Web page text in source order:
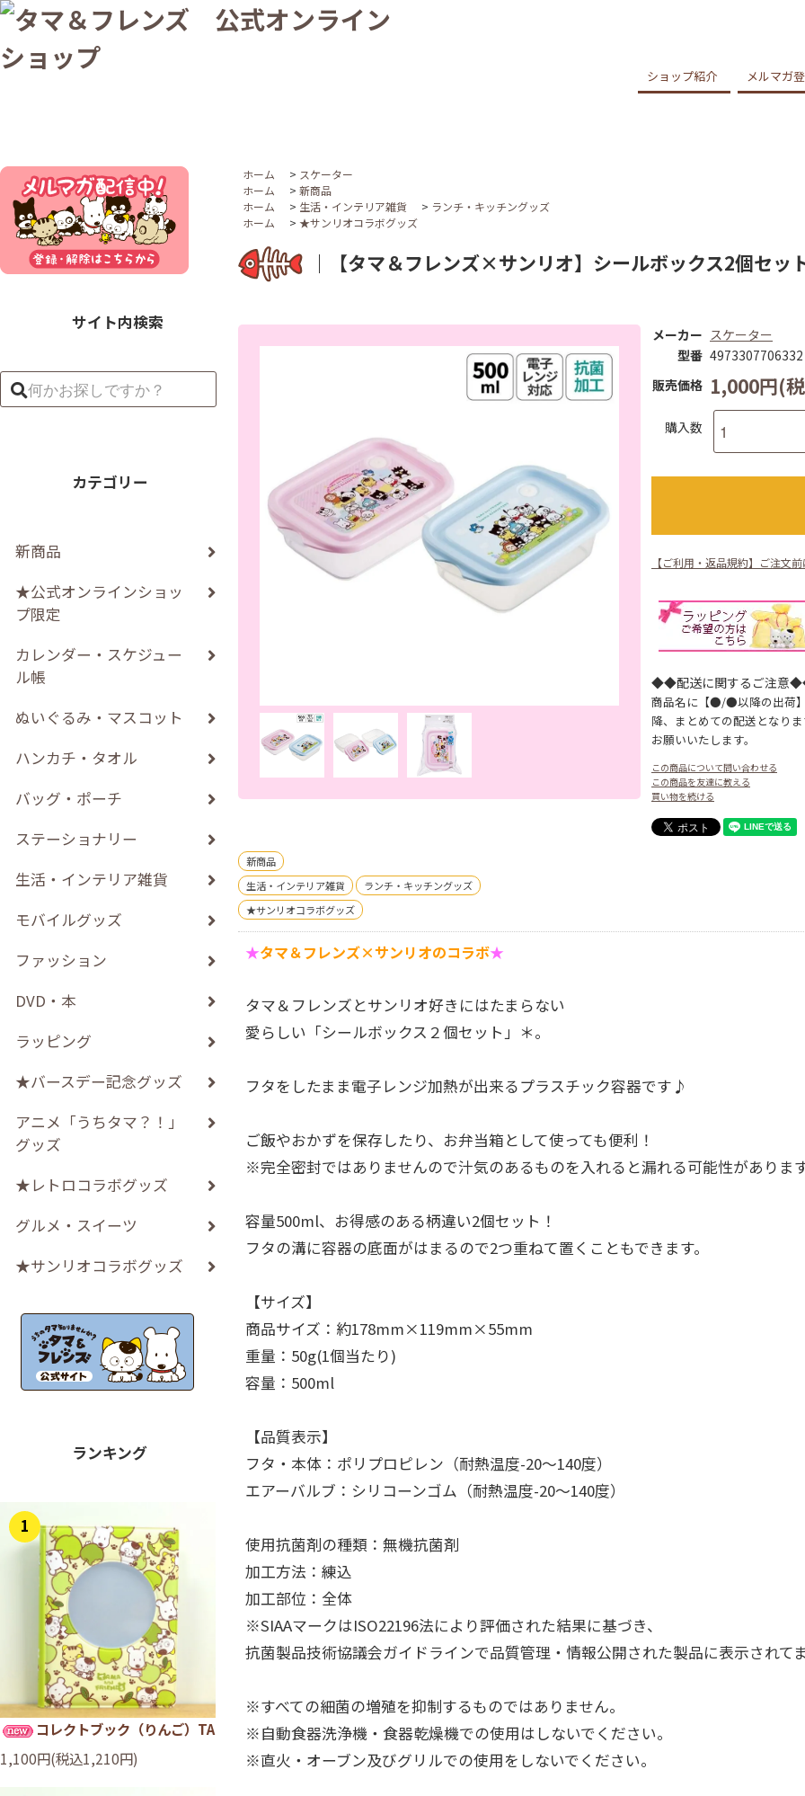
ショップ紹介 メルマガ
サイト内検索
カテゴリー
新商品
★公式オンラインショッ
プ限定
カレンダー・スケジュー
ル帳
ぬいぐるみ・マスコット
ハンカチ・タオル
バッグ・ポーチ
ステーショナリー
生活・インテリア雑貨
モバイルグッズ
ファッション
DVD・本
ラッピング
★バースデー記念グッズ
アニメ「うちタマ？！」
グッズ
★レトロコラボグッズ
グルメ・スイーツ
★サンリオコラボグッズ
ランキング
1
コレクトブック（りんご）TA
1,100円(税込1,210円)
ホーム > スケーター
ホーム
> 新商品
ホーム
> 生活・インテリア雑貨 > ランチ・キッチングッズ
ホーム
> ★サンリオコラボグッズ
｜【タマ＆フレンズ×サンリオ】シールボックス2個セ
メーカー スケーター
型番 4973307706332
販売価格 1,000円(
購入数
【ご利用・返品規約】ご注文
◆◆配送に関するご注意
商品名に【●/●以降の出荷
降、まとめての配送となり
お願いいたします。
この商品について問い合わせる
この商品を友達に教える
買い物を続ける
新商品
生活・インテリア雑貨
ランチ・キッチングッズ
★サンリオコラボグッズ
★タマ＆フレンズ×サンリオのコラボ★
タマ＆フレンズとサンリオ好きにはたまらない
愛らしい「シールボックス２個セット」＊。
フタをしたまま電子レンジ加熱が出来るプラスチック容器です♪
ご飯やおかずを保存したり、お弁当箱として使っても便利！
※完全密封ではありませんので汁気のあるものを入れると漏れる可能性がありま
容量500ml、お得感のある柄違い2個セット！
フタの溝に容器の底面がはまるので2つ重ねて置くこともできます。
【サイズ】
商品サイズ：約178mm×119mm×55mm
重量：50g(1個当たり)
容量：500ml
【品質表示】
フタ・本体：ポリプロピレン（耐熱温度-20～140度）
エアーバルブ：シリコーンゴム（耐熱温度-20～140度）
使用抗菌剤の種類：無機抗菌剤
加工方法：練込
加工部位：全体
※SIAAマークはISO22196法により評価された結果に基づき、
抗菌製品技術協議会ガイドラインで品質管理・情報公開された製品に表示されて
※すべての細菌の増殖を抑制するものではありません。
※自動食器洗浄機・食器乾燥機での使用はしないでください。
※直火・オーブン及びグリルでの使用をしないでください。